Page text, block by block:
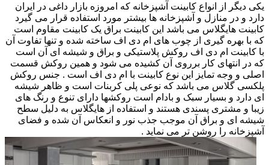
یکی دیگر از انواع کابینت آشپزخانه که امروزه بازار داغی در ایران
دارد و در منازل و آشپزخانه ها بیشتر مورد استفاده قرار می گیرد
کابینت هایگلاس می باشد این کابینت براق یک کابینت مقاوم است
که با بهره گیری از چوب های ام دی اف ساخته شده و تنها تفاوت آن
با کابینت ام دی اف روکش پلاستیکی و براق و شیشه ای آن است
که در انتهای کار برروی آن کشیده می شود و همین روکش قسمت
اصلی و وجه تمایز این نوع کابینت با ام دی اف است . جنس روکش
پلکسی گلاس می باشد که نوعی پلی کربنات است و ظاهر شیشه
ای دارد و بسیار سبک و بادام است روکشها دارای تنوع و رنگ های
زیبا و مشتری پسندی هستند و استفاده از هایگلاس به دلیل سطح
شیشه ای و براق آن موجب جذب نور و انعکاس آن شده و فضای
آشپزخانه را روشن تر می نماید .